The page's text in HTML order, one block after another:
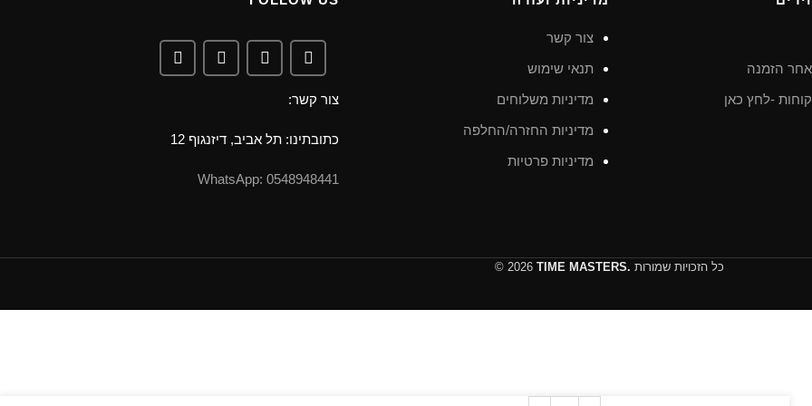
הזמנה
-לחץ כאן
צור קשר
תנאי שימוש
מדיניות משלוחים
מדיניות החזרה/החלפה
מדיניות פרטיות
צור קשר:
כתובתינו: תל אביב, דיזנגוף 12
0548948441 :WhatsApp
© 2026 TIME MASTERS. כל הזכויות שמורות